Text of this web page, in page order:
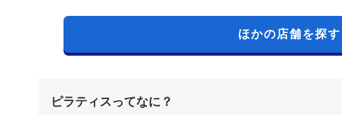
ほかの店舗を探す
ピラティスってなに？